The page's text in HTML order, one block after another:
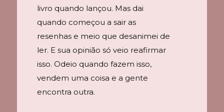
livro quando lançou. Mas dai
quando começou a sair as
resenhas e meio que desanimei de
ler. E sua opinião só veio reafirmar
isso. Odeio quando fazem isso,
vendem uma coisa e a gente
encontra outra.